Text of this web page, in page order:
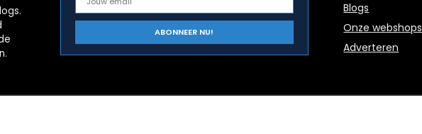
Blogs
Onze webshops
Adverteren